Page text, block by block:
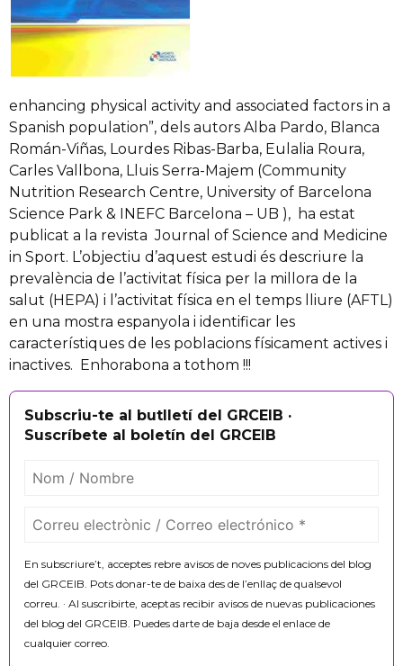
enhancing physical activity and associated factors in a
Spanish population”, dels autors Alba Pardo, Blanca
Román-Viñas, Lourdes Ribas-Barba, Eulalia Roura,
Carles Vallbona, Lluis Serra-Majem (Community
Nutrition Research Centre, University of Barcelona
Science Park & INEFC Barcelona – UB ), ha estat
publicat a la revista Journal of Science and Medicine
in Sport. L’objectiu d’aquest estudi és descriure la
prevalència de l’activitat física per la millora de la
salut (HEPA) i l’activitat física en el temps lliure (AFTL)
en una mostra espanyola i identificar les
característiques de les poblacions físicament actives i
inactives. Enhorabona a tothom !!!
Subscriu-te al butlletí del GRCEIB ·
Suscríbete al boletín del GRCEIB
En subscriure’t, acceptes rebre avisos de noves publicacions del blog
del GRCEIB. Pots donar-te de baixa des de l’enllaç de qualsevol
correu. · Al suscribirte, aceptas recibir avisos de nuevas publicaciones
del blog del GRCEIB. Puedes darte de baja desde el enlace de
cualquier correo.